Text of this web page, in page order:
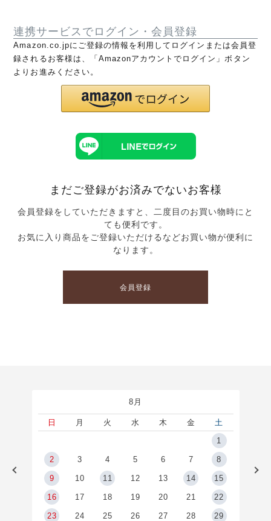
連携サービスでログイン・会員登録
Amazon.co.jpにご登録の情報を利用してログインまたは会員登
録されるお客様は、「Amazonアカウントでログイン」ボタン
よりお進みください。
まだご登録がお済みでないお客様
会員登録をしていただきますと、二度目のお買い物時にと
ても便利です。
お気に入り商品をご登録いただけるなどお買い物が便利に
なります。
会員登録
8月
日 月 火 水 木 金
土
1
2 3 4 5 6 7 8
9 10 11 12 13 14 15
16 17 18 19 20 21 22
23 24 25 26 27 28 29